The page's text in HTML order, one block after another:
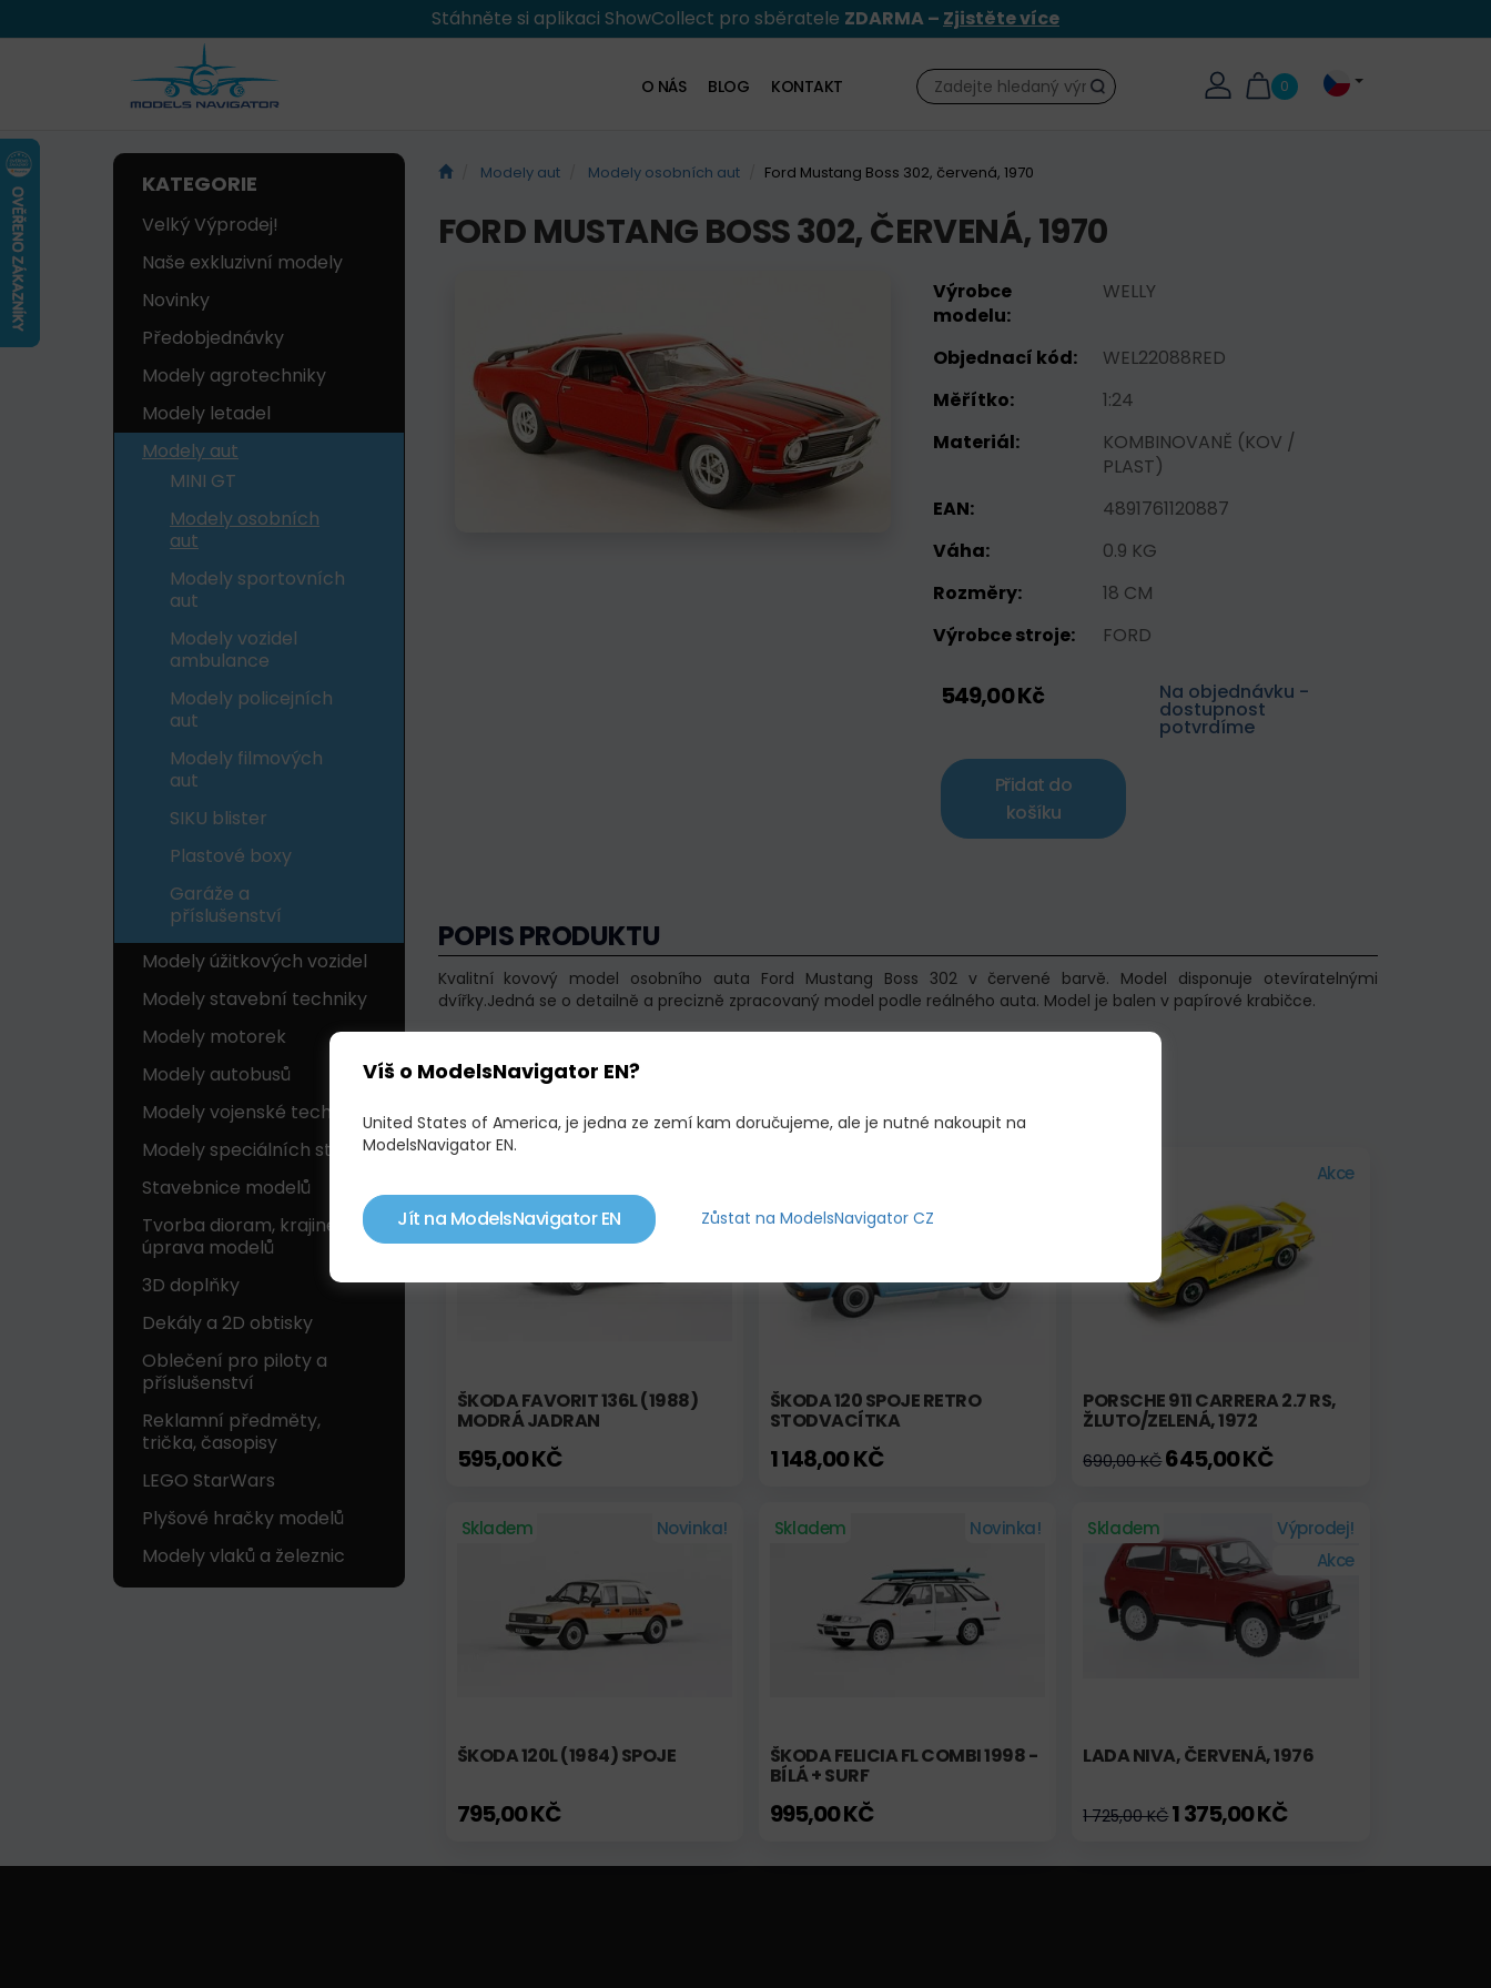
Stáhněte si aplikaci ShowCollect pro sběratele ZDARMA – Zjistěte více
0
Hledat
O NÁS BLOG KONTAKT
KATEGORIE
Velký Výprodej!
Naše exkluzivní modely
Novinky
Předobjednávky
Modely agrotechniky
Modely letadel
Modely aut
MINI GT
Modely osobních
aut
Modely sportovních
aut
Modely vozidel
ambulance
Modely policejních
aut
Modely filmových
aut
SIKU blister
Plastové boxy
Garáže a
příslušenství
Modely úžitkových vozidel
Modely stavební techniky
Modely motorek
Modely autobusů
Modely vojenské techniky
Modely speciálních strojů
Stavebnice modelů
Tvorba dioram, krajinek a
úprava modelů
3D doplňky
Dekály a 2D obtisky
Oblečení pro piloty a
příslušenství
Reklamní předměty,
trička, časopisy
LEGO StarWars
Plyšové hračky modelů
Modely vlaků a železnic
Modely aut Modely osobních aut Ford Mustang Boss 302, červená, 1970
FORD MUSTANG BOSS 302, ČERVENÁ, 1970
Výrobce
modelu:
WELLY
Objednací kód:
WEL22088RED
Měřítko:
1:24
Materiál:
KOMBINOVANĚ (KOV /
PLAST)
EAN:
4891761120887
Váha:
0.9 KG
Rozměry:
18 CM
Výrobce stroje:
FORD
549,00 Kč Na objednávku -
dostupnost
potvrdíme
Přidat do
košíku
POPIS PRODUKTU
Kvalitní kovový model osobního auta Ford Mustang Boss 302 v červené barvě. Model disponuje otevíratelnými
dvířky.Jedná se o detailně a precizně zpracovaný model podle reálného auta. Model je balen v papírové krabičce.
PODOBNÉ PRODUKTY
ŠKODA FAVORIT 136L (1988)
MODRÁ JADRAN
595,00 KČ
ŠKODA 120 SPOJE RETRO
STODVACÍTKA
1 148,00 KČ
Akce
PORSCHE 911 CARRERA 2.7 RS,
ŽLUTO/ZELENÁ, 1972
690,00 KČ645,00 KČ
Skladem Novinka!
ŠKODA 120L (1984) SPOJE
795,00 KČ
Skladem Novinka!
ŠKODA FELICIA FL COMBI 1998 -
BÍLÁ + SURF
995,00 KČ
Skladem
Výprodej!
Akce
LADA NIVA, ČERVENÁ, 1976
1 725,00 KČ1 375,00 KČ
Víš o ModelsNavigator EN?
United States of America, je jedna ze zemí kam doručujeme, ale je nutné nakoupit na
ModelsNavigator EN.
Jít na ModelsNavigator EN Zůstat na ModelsNavigator CZ